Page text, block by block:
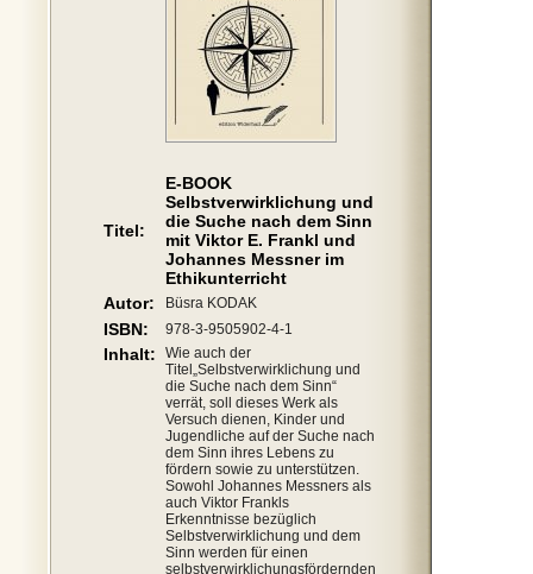
Titel:
E-BOOK
Selbstverwirklichung und
die Suche nach dem Sinn
mit Viktor E. Frankl und
Johannes Messner im
Ethikunterricht
Autor:
Büsra KODAK
ISBN: 978-3-9505902-4-1
Inhalt:
Wie auch der
Titel„Selbstverwirklichung und
die Suche nach dem Sinn“
verrät, soll dieses Werk als
Versuch dienen, Kinder und
Jugendliche auf der Suche nach
dem Sinn ihres Lebens zu
fördern sowie zu unterstützen.
Sowohl Johannes Messners als
auch Viktor Frankls
Erkenntnisse bezüglich
Selbstverwirklichung und dem
Sinn werden für einen
selbstverwirklichungsfördernden